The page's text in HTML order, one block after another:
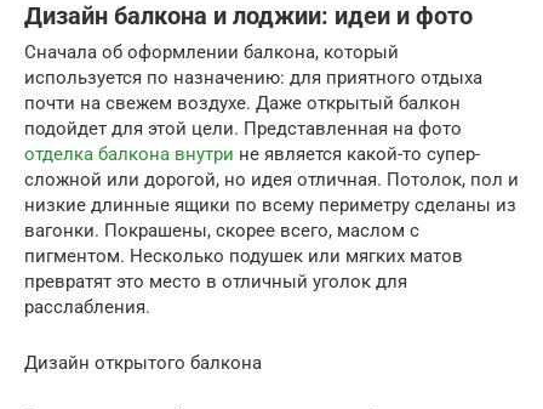
Дизайн балкона и лоджии: идеи и фото
Сначала об оформлении балкона, который
используется по назначению: для приятного отдыха
почти на свежем воздухе. Даже открытый балкон
подойдет для этой цели. Представленная на фото
отделка балкона внутри не является какой-то супер-
сложной или дорогой, но идея отличная. Потолок, пол и
низкие длинные ящики по всему периметру сделаны из
вагонки. Покрашены, скорее всего, маслом с
пигментом. Несколько подушек или мягких матов
превратят это место в отличный уголок для
расслабления.
Дизайн открытого балкона